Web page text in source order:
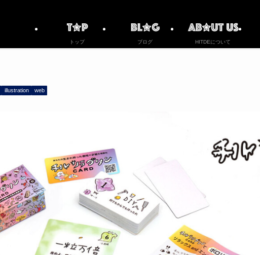
トップ ブログ HITDEについて
illustration web